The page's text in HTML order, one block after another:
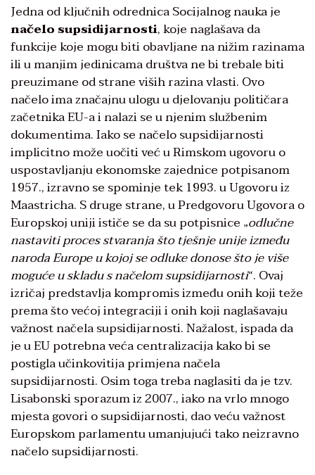
Jedna od ključnih odrednica Socijalnog nauka je
načelo supsidijarnosti, koje naglašava da
funkcije koje mogu biti obavljane na nižim razinama
ili u manjim jedinicama društva ne bi trebale biti
preuzimane od strane viših razina vlasti. Ovo
načelo ima značajnu ulogu u djelovanju političara
začetnika EU-a i nalazi se u njenim službenim
dokumentima. Iako se načelo supsidijarnosti
implicitno može uočiti već u Rimskom ugovoru o
uspostavljanju ekonomske zajednice potpisanom
1957., izravno se spominje tek 1993. u Ugovoru iz
Maastricha. S druge strane, u Predgovoru Ugovora o
Europskoj uniji ističe se da su potpisnice „odlučne
nastaviti proces stvaranja što tješnje unije između
naroda Europe u kojoj se odluke donose što je više
moguće u skladu s načelom supsidijarnosti“. Ovaj
izričaj predstavlja kompromis između onih koji teže
prema što većoj integraciji i onih koji naglašavaju
važnost načela supsidijarnosti. Nažalost, ispada da
je u EU potrebna veća centralizacija kako bi se
postigla učinkovitija primjena načela
supsidijarnosti. Osim toga treba naglasiti da je tzv.
Lisabonski sporazum iz 2007., iako na vrlo mnogo
mjesta govori o supsidijarnosti, dao veću važnost
Europskom parlamentu umanjujući tako neizravno
načelo supsidijarnosti.